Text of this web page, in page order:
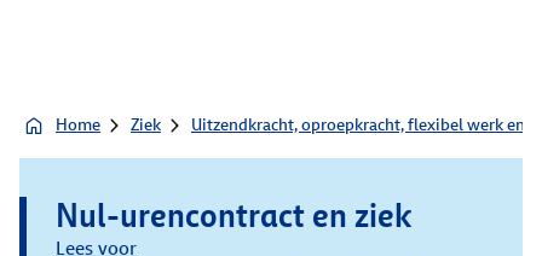
Home Ziek Uitzendkracht, oproepkracht, flexibel werk en
Nul-urencontract en ziek
Lees voor